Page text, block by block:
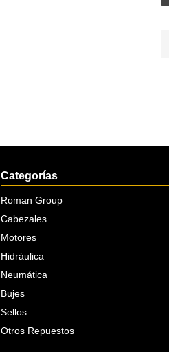
Categorías
Roman Group
Cabezales
Motores
Hidráulica
Neumática
Bujes
Sellos
Otros Repuestos